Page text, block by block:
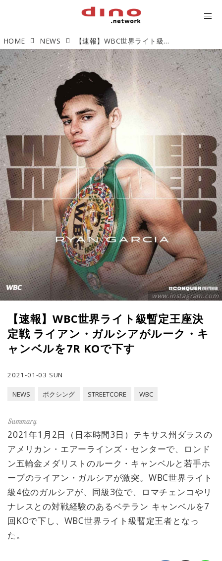
HOME NEWS 【速報】WBC世界ライト級暫定王座決定戦 ライアン・ガルシアがルーク・キャンベルを7R KOで下す
www.instagram.com
【速報】WBC世界ライト級暫定王座決
定戦 ライアン・ガルシアがルーク・キ
ャンベルを7R KOで下す
2021-01-03 SUN
NEWS ボクシング STREETCORE WBC
2021年1月2日（日本時間3日）テキサス州ダラスの
アメリカン・エアーラインズ・センターで、ロンド
ン五輪金メダリストのルーク・キャンベルと若手ホ
ープのライアン・ガルシアが激突。WBC世界ライト
級4位のガルシアが、同級3位で、ロマチェンコやリ
ナレスとの対戦経験のあるベテラン キャンベルを7
回KOで下し、WBC世界ライト級暫定王者となっ
た。